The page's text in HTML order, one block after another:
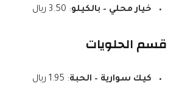
خيار محلي – بالكيلو: 3.50 ريال
قسم الحلويات
كيك سوارية – الحبة: 1.95 ريال